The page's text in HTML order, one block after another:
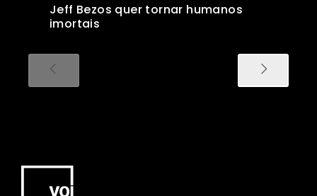
Jeff Bezos quer tornar humanos
imortais